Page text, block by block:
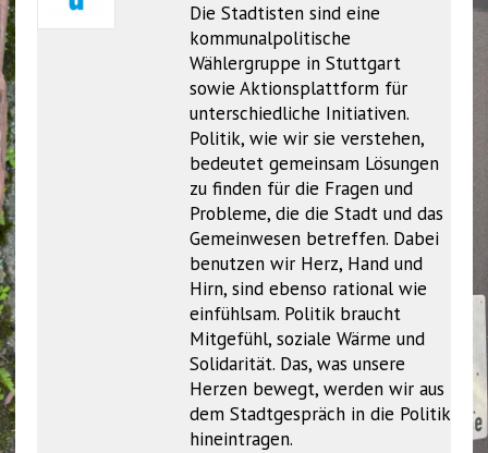
Die Stadtisten sind eine
kommunalpolitische
Wählergruppe in Stuttgart
sowie Aktionsplattform für
unterschiedliche Initiativen.
Politik, wie wir sie verstehen,
bedeutet gemeinsam Lösungen
zu finden für die Fragen und
Probleme, die die Stadt und das
Gemeinwesen betreffen. Dabei
benutzen wir Herz, Hand und
Hirn, sind ebenso rational wie
einfühlsam. Politik braucht
Mitgefühl, soziale Wärme und
Solidarität. Das, was unsere
Herzen bewegt, werden wir aus
dem Stadtgespräch in die Politik
hineintragen.